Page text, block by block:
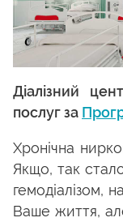
Діалізний
послуг за
Хронічна
Якщо, так
гемодіалізом,
Ваше життя,